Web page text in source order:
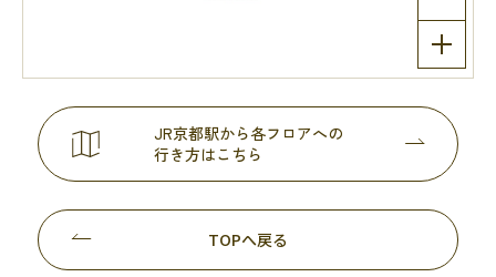
JR京都駅から各フロアへの
行き方はこちら
TOPへ戻る